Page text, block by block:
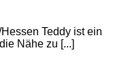
Teddy ist ein
Nähe zu [...]